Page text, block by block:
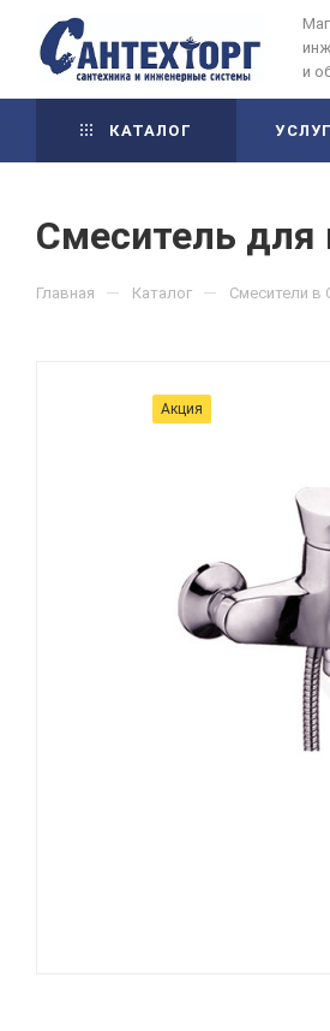
и
КАТАЛОГ
Смеситель для
Главная — Каталог — Смесители в
Акция